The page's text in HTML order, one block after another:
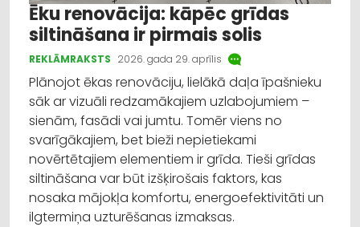
Ēku renovācija: kāpēc grīdas
siltināšana ir pirmais solis
REKLĀMRAKSTS 2026. gada 29. aprīlis
Plānojot ēkas renovāciju, lielākā daļa īpašnieku
sāk ar vizuāli redzamākajiem uzlabojumiem –
sienām, fasādi vai jumtu. Tomēr viens no
svarīgākajiem, bet bieži nepietiekami
novērtētajiem elementiem ir grīda. Tieši grīdas
siltināšana var būt izšķirošais faktors, kas
nosaka mājokļa komfortu, energoefektivitāti un
ilgtermiņa uzturēšanas izmaksas.